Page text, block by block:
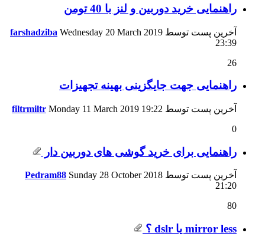
راهنمایی خرید دوربین و لنز با 40 تومن
آخرین پست توسط farshadziba Wednesday 20 March 2019
23:39
26
راهنمایی جهت جایگزینی بهینه تجهیزات
آخرین پست توسط filtrmiltr Monday 11 March 2019 19:22
0
راهنمایی برای خرید گوشی های دوربین دار
آخرین پست توسط Pedram88 Sunday 28 October 2018
21:20
80
mirror less یا dslr ؟